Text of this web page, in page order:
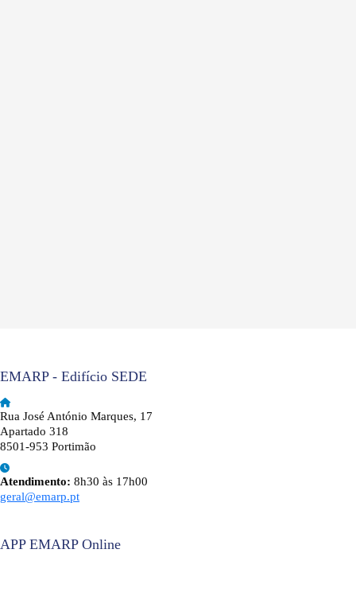
EMARP - Edifício SEDE
Rua José António Marques, 17
Apartado 318
8501-953 Portimão
Atendimento: 8h30 às 17h00
geral@emarp.pt
APP EMARP Online